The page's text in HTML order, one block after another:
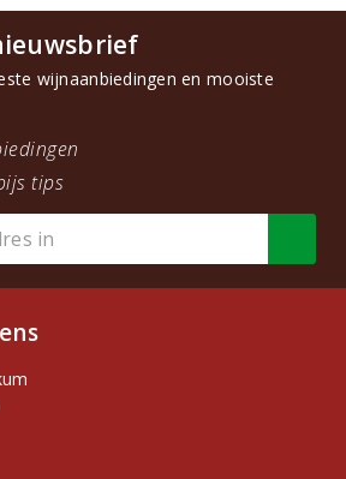
wijnaanbiedingen en mooiste
tips